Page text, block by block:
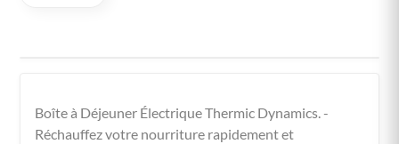
Boîte à Déjeuner Électrique Thermic Dynamics. -
Réchauffez votre nourriture rapidement et